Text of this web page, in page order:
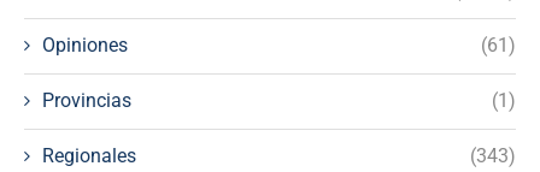
Opiniones (61)
Provincias (1)
Regionales (343)